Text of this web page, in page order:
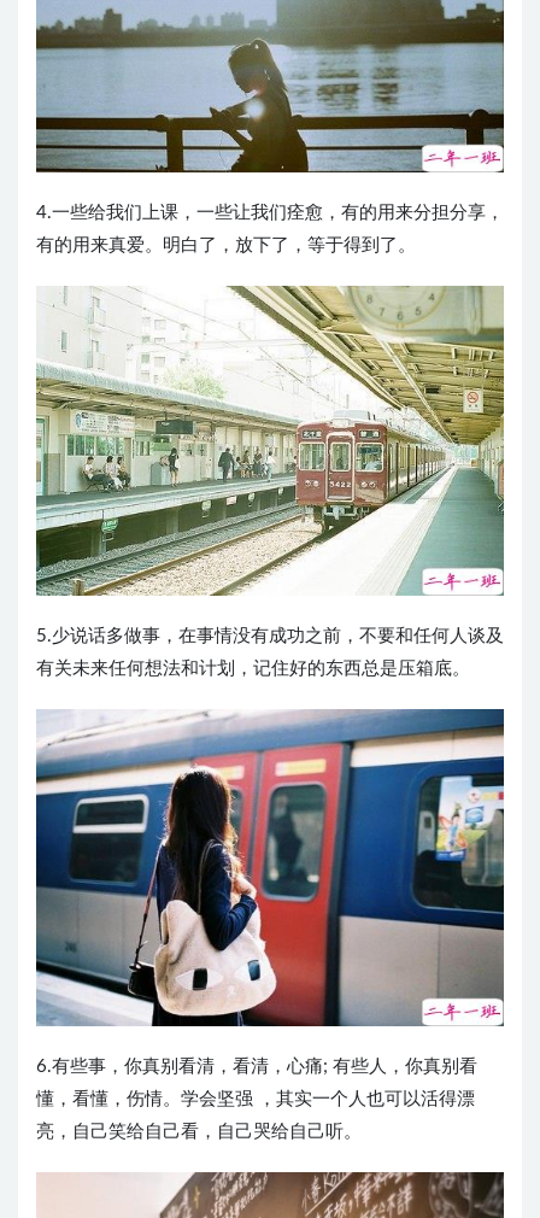
4.一些给我们上课，一些让我们痊愈，有的用来分担分享，
有的用来真爱。明白了，放下了，等于得到了。 ​​​​
5.少说话多做事，在事情没有成功之前，不要和任何人谈及
有关未来任何想法和计划，记住好的东西总是压箱底。
6.有些事，你真别看清，看清，心痛; 有些人，你真别看
懂，看懂，伤情。学会坚强 ，其实一个人也可以活得漂
亮，自己笑给自己看，自己哭给自己听。 ​​​​